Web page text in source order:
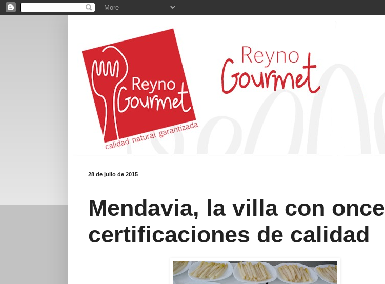
28 de julio de 2015
Mendavia, la villa con once
certificaciones de calidad